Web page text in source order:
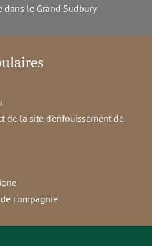
dans le Grand Sudbury
de la site d'enfouissement de
compagnie